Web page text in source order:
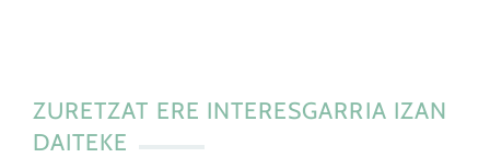
ZURETZAT ERE INTERESGARRIA IZAN
DAITEKE